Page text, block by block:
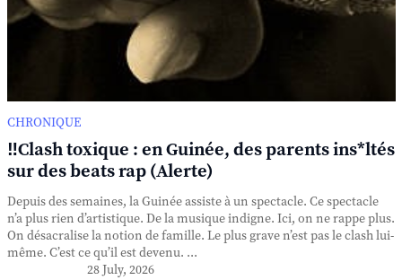
CHRONIQUE
‼️Clash toxique : en Guinée, des parents ins*ltés
sur des beats rap (Alerte)
Depuis des semaines, la Guinée assiste à un spectacle. Ce spectacle
n’a plus rien d’artistique. De la musique indigne. Ici, on ne rappe plus.
On désacralise la notion de famille. Le plus grave n’est pas le clash lui-
même. C’est ce qu’il est devenu. ...
28 July, 2026